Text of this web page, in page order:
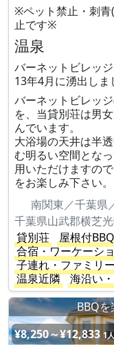
※ペット禁止・刺
止です※
温泉
バーネットビレッ
13年4月に湧出しま
バーネットビレッ
を、当貸別荘は男
んでいます。
大浴場の天井は半
む明るい空間とな
用いただけますの
をお楽しみ下さい。
南関東／千葉県
千葉県山武郡横芝
貸別荘
屋根付BBQ
合宿・ワーケーシ
子連れ・ファミリ
温泉近隣
海沿い
BBQを
¥8,250～¥12,833 1